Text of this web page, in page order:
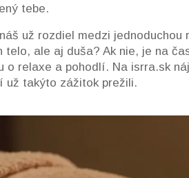
tebe.
už rozdiel medzi jednoduchou
telo, ale aj duša? Ak nie, je na
o relaxe a pohodlí. Na isrra.sk
už takýto zážitok prežili.